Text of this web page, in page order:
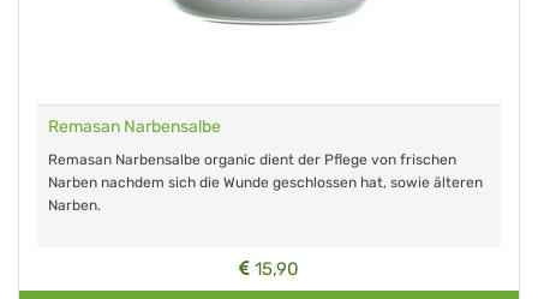
Remasan Narbensalbe
Remasan Narbensalbe organic dient der Pflege von frischen
Narben nachdem sich die Wunde geschlossen hat, sowie älteren
Narben.
15,90